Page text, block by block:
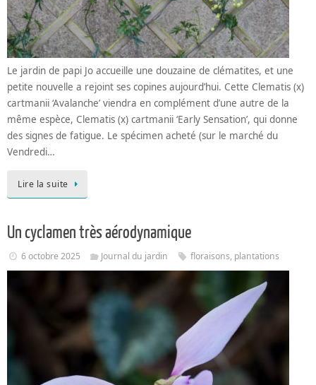
Le jardin de papi Jo accueille une douzaine de clématites, et une
petite nouvelle a rejoint ses copines aujourd’hui. Cette Clematis (x)
cartmanii ‘Avalanche’ viendra en complément d’une autre de la
même espèce, Clematis (x) cartmanii ‘Early Sensation’, qui donne
des signes de fatigue. Le spécimen acheté (sur le marché du
Vendredi…
Lire la suite
Un cyclamen très aérodynamique
6 octobre 2025 Journal du jardin floraisons, plantations